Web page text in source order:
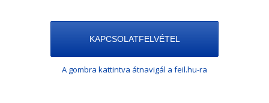
KAPCSOLATFELVÉTEL
A gombra kattintva átnavigál a feil.hu-ra